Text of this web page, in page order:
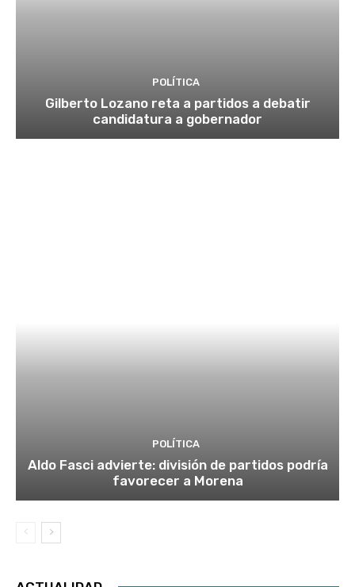
POLÍTICA
Gilberto Lozano reta a partidos a debatir
candidatura a gobernador
POLÍTICA
Aldo Fasci advierte: división de partidos podría
favorecer a Morena